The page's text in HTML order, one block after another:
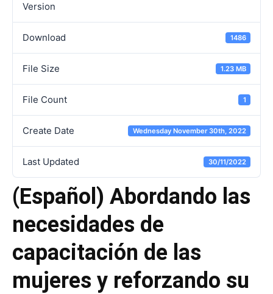
Version
Download 1486
File Size 1.23 MB
File Count 1
Create Date Wednesday November 30th, 2022
Last Updated 30/11/2022
(Español) Abordando las
necesidades de
capacitación de las
mujeres y reforzando su